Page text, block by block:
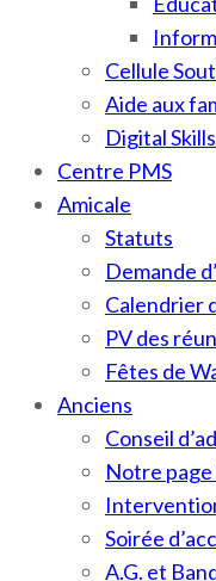
Cellule
Aide aux
Digital Skills
Centre PMS
Amicale
Statuts
Demande
Calendrier
PV des
Fêtes de
Anciens
Conseil
Notre
Soirée
A.G. et